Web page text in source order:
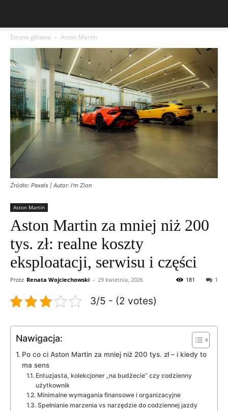
Strona główna Aston Martin
Źródło: Pexels | Autor: I'm Zion
Aston Martin
Aston Martin za mniej niż 200
tys. zł: realne koszty
eksploatacji, serwisu i części
Przez Renata Wojciechowski - 29 kwietnia, 2026 1
181
3/5 - (2 votes)
Nawigacja:
Po co ci Aston Martin za mniej niż 200 tys. zł – i kiedy to
ma sens
Entuzjasta, kolekcjoner „na budżecie” czy codzienny
użytkownik
Minimalne wymagania finansowe i organizacyjne
Spełnianie marzenia vs narzędzie do codziennej jazdy